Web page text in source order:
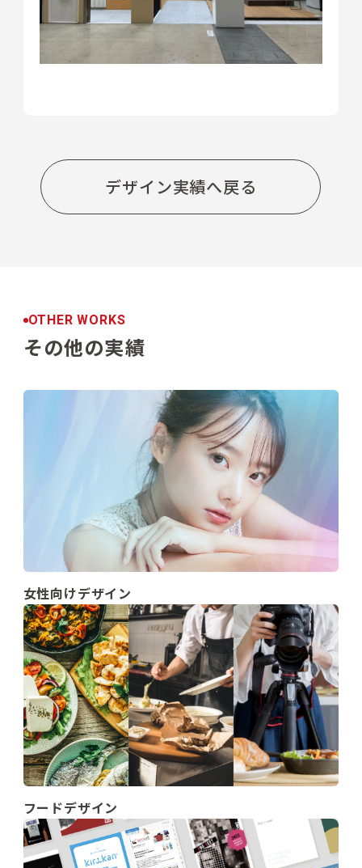
デザイン実績へ戻る
OTHER WORKS
その他の実績
女性向けデザイン
フードデザイン